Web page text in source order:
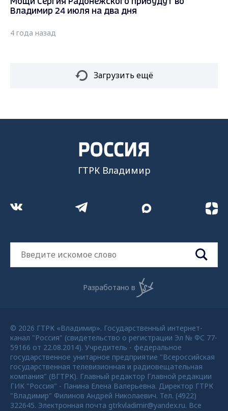
Мощи Сергия Радонежского прибудут во
Владимир 24 июля на два дня
4 года назад
Загрузить ещё
ГТРК Владимир
Разработано в
© 2026 ГТРК «Владимир». Государственный интернет-
канал "Россия" (свидетельство о регистрации Эл № ФС 77-
59166 от 22.08.2014). Учредитель - федеральное
государственное унитарное предприятие "Всероссийская
государственная телевизионная и радиовещательная
компания" (ВГТРК). Главный редактор Главной редакции
ГИК "Россия" - Панина Елена Валерьевна. Директор ГТРК
"Владимир" Филинов Андрей Николаевич. Тел. (4922)
322645. Электронная почта gtrkvladimir@yandex.ru. Все